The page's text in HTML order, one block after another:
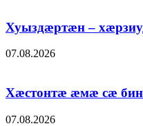
Хуыздæртæн –
07.08.2026
Хæстонтæ æмæ сæ
07.08.2026